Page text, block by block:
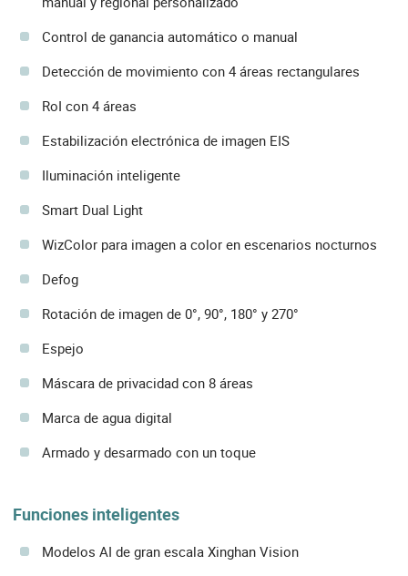
Control de ganancia automático o manual
Detección de movimiento con 4 áreas rectangulares
RoI con 4 áreas
Estabilización electrónica de imagen EIS
Iluminación inteligente
Smart Dual Light
WizColor para imagen a color en escenarios nocturnos
Defog
Rotación de imagen de 0°, 90°, 180° y 270°
Espejo
Máscara de privacidad con 8 áreas
Marca de agua digital
Armado y desarmado con un toque
Funciones inteligentes
Modelos AI de gran escala Xinghan Vision